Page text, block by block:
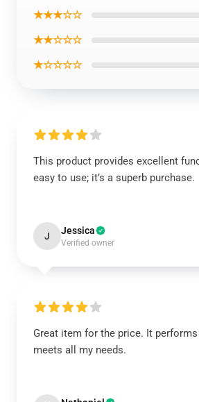
★★★☆☆
★★☆☆☆
★☆☆☆☆
This product provides excellent
easy to use; it’s a superb purchase.
J Jessica
Verified owner
Great item for the price. It
meets all my needs.